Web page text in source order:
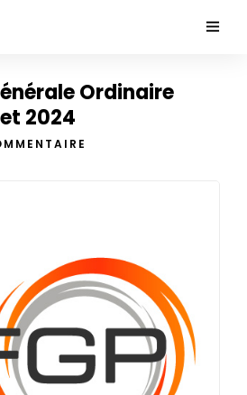
Ordinaire
2024